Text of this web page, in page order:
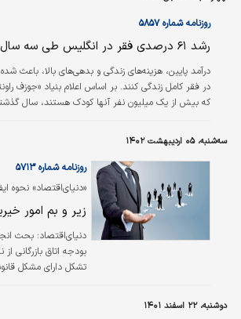
روزنامه شماره ۵۸۵۷
رشد ۶۱ درصدی فقر در انگلیس طی سه سال
درآمد پایین، هزینه‌های زندگی و بدهی‌های بالا، باعث
که بیش از یک میلیون نفر آنها کودک هستند، سال
حدود ۶۱ درصد افزایش یافته‌‌‌ و ۳.۸ میلیون نفر به مرحله فقر رسیده‌اند.
سه‌شنبه، ۰۵ اردیبهشت ۱۴۰۲
«دنیای‌اقتصاد» نحوه
تشکل اصلی بخش
روزنامه شماره ۵۷۱۳
زیر و بم امور
دنیای‌اقتصاد: بحث
بودجه ‌اتاق بازرگانی
تشکل دارای مشکل
دوشنبه، ۲۲ اسفند ۱۴۰۱